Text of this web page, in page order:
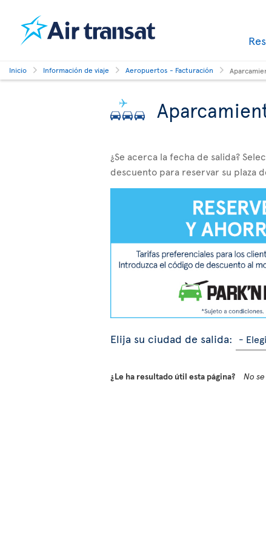
Inicio Información de viaje Aeropuertos - Facturación
¿Se acerca la fecha de salida?
descuento para reservar su plaza
Elija su ciudad de salida:
¿Le ha resultado útil esta página? No